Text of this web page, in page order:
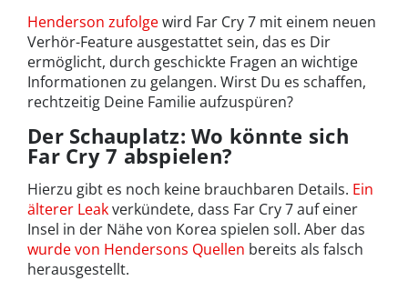
Henderson zufolgewird Far Cry 7 mit einem neuen
Verhör-Feature ausgestattet sein, das es Dir
ermöglicht, durch geschickte Fragen an wichtige
Informationen zu gelangen. Wirst Du es schaffen,
rechtzeitig Deine Familie aufzuspüren?
Der Schauplatz: Wo könnte sich
Far Cry 7 abspielen?
Hierzu gibt es noch keine brauchbaren Details. Ein
älterer Leakverkündete, dass Far Cry 7 auf einer
Insel in der Nähe von Korea spielen soll. Aber das
wurde von Hendersons Quellen bereits als falsch
herausgestellt.